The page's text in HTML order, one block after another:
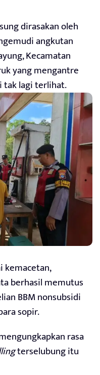
dirasakan oleh
angkutan
Kecamatan
yang mengantre
tak lagi terlihat.
kemacetan,
berhasil memutus
BBM nonsubsidi
sopir.
rasa
terselubung itu